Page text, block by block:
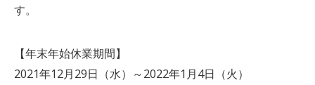
す。
【年末年始休業期間】
2021年12月29日（水）～2022年1月4日（火）